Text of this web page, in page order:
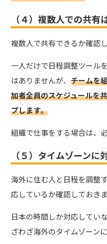
（４）複数人での共有
複数人で共有できるか確認
一人だけで日程調整ツール
はありませんが、チームを
加者全員のスケジュールを
プします。
組織で仕事をする場合は、
（５）タイムゾーンに
海外に住む人と日程を調整
応しているか確認しておきま
日本の時間しか対応してい
ざわざ海外のタイムゾーン